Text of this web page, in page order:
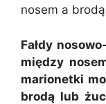
nosem a
Fałdy
między
marionetki
brodą lub